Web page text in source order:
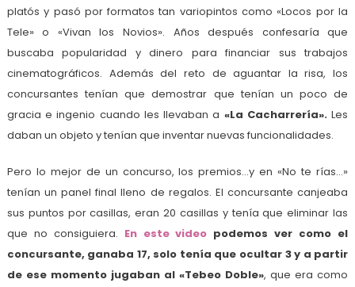
platós y pasó por formatos tan variopintos como «Locos por la
Tele» o «Vivan los Novios». Años después confesaría que
buscaba popularidad y dinero para financiar sus trabajos
cinematográficos. Además del reto de aguantar la risa, los
concursantes tenían que demostrar que tenían un poco de
gracia e ingenio cuando les llevaban a «La Cacharrería».Les
daban un objeto y tenían que inventar nuevas funcionalidades.
Pero lo mejor de un concurso, los premios…y en «No te rías…»
tenían un panel final lleno de regalos. El concursante canjeaba
sus puntos por casillas, eran 20 casillas y tenía que eliminar las
que no consiguiera. En este video podemos ver como el
concursante, ganaba 17, solo tenía que ocultar 3 y a partir
de ese momento jugaban al «Tebeo Doble», que era como